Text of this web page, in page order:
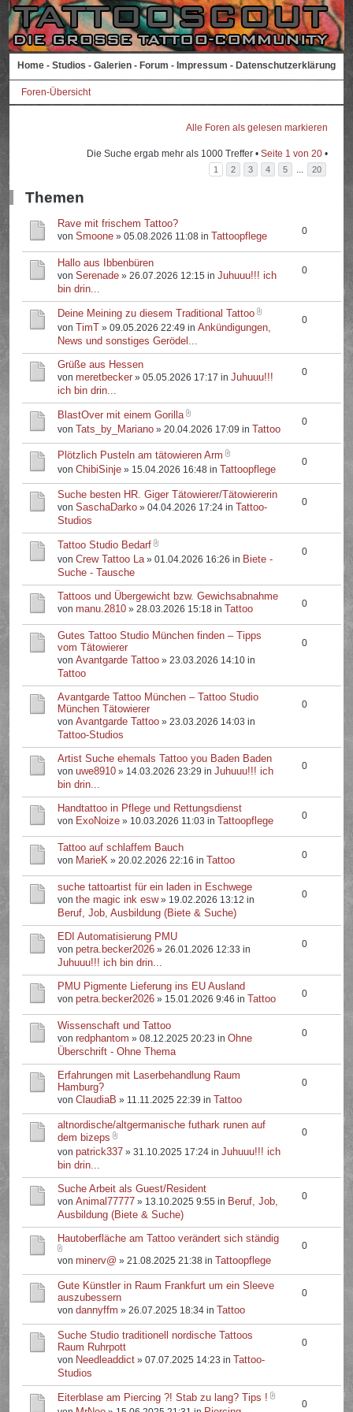
Home - Studios - Galerien - Forum - Impressum - Datenschutzerklärung
Foren-Übersicht
Alle Foren als gelesen markieren
Die Suche ergab mehr als 1000 Treffer • Seite 1 von 20•
1 2 3 4 5 ... 20
Themen
Rave mit frischem Tattoo?
vonSmoone » 05.08.2026 11:08 in Tattoopflege 0
Hallo aus Ibbenbüren
vonSerenade » 26.07.2026 12:15 inJuhuuu!!! ich
bin drin...
0
Deine Meining zu diesem Traditional Tattoo
von TimT » 09.05.2026 22:49 inAnkündigungen,
News und sonstiges Gerödel...
0
Grüße aus Hessen
vonmeretbecker » 05.05.2026 17:17 inJuhuuu!!!
ich bin drin...
0
BlastOver mit einem Gorilla
von Tats_by_Mariano » 20.04.2026 17:09 in Tattoo
0
Plötzlich Pusteln am tätowieren Arm
vonChibiSinje » 15.04.2026 16:48 in Tattoopflege
0
Suche besten HR. Giger Tätowierer/Tätowiererin
vonSaschaDarko » 04.04.2026 17:24 in Tattoo-
Studios
0
Tattoo Studio Bedarf
vonCrew Tattoo La» 01.04.2026 16:26 in Biete -
Suche - Tausche
0
Tattoos und Übergewicht bzw. Gewichsabnahme
vonmanu.2810 » 28.03.2026 15:18 in Tattoo 0
Gutes Tattoo Studio München finden – Tipps
vom Tätowierer
vonAvantgarde Tattoo » 23.03.2026 14:10 in
Tattoo
0
Avantgarde Tattoo München – Tattoo Studio
München Tätowierer
vonAvantgarde Tattoo » 23.03.2026 14:03 in
Tattoo-Studios
0
Artist Suche ehemals Tattoo you Baden Baden
vonuwe8910 » 14.03.2026 23:29 inJuhuuu!!! ich
bin drin...
0
Handtattoo in Pflege und Rettungsdienst
von ExoNoize » 10.03.2026 11:03 in Tattoopflege 0
Tattoo auf schlaffem Bauch
von MarieK » 20.02.2026 22:16 in Tattoo 0
suche tattoartist für ein laden in Eschwege
vonthe magic ink esw» 19.02.2026 13:12 in
Beruf, Job, Ausbildung (Biete & Suche)
0
EDI Automatisierung PMU
vonpetra.becker2026 » 26.01.2026 12:33 in
Juhuuu!!! ich bin drin...
0
PMU Pigmente Lieferung ins EU Ausland
vonpetra.becker2026 » 15.01.2026 9:46 in Tattoo 0
Wissenschaft und Tattoo
vonredphantom » 08.12.2025 20:23 inOhne
Überschrift - Ohne Thema
0
Erfahrungen mit Laserbehandlung Raum
Hamburg?
vonClaudiaB » 11.11.2025 22:39 in Tattoo
0
altnordische/altgermanische futhark runen auf
dem bizeps
vonpatrick337 » 31.10.2025 17:24 inJuhuuu!!! ich
bin drin...
0
Suche Arbeit als Guest/Resident
vonAnimal77777 » 13.10.2025 9:55 in Beruf, Job,
Ausbildung (Biete & Suche)
0
Hautoberfläche am Tattoo verändert sich ständig
vonminerv@ » 21.08.2025 21:38 in Tattoopflege
0
Gute Künstler in Raum Frankfurt um ein Sleeve
auszubessern
vondannyffm » 26.07.2025 18:34 in Tattoo
0
Suche Studio traditionell nordische Tattoos
Raum Ruhrpott
von Needleaddict » 07.07.2025 14:23 in Tattoo-
Studios
0
Eiterblase am Piercing ?! Stab zu lang? Tips !
0